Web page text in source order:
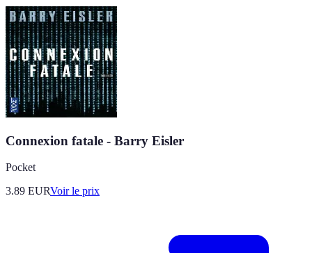
Connexion fatale - Barry Eisler
Pocket
3.89 EURVoir le prix